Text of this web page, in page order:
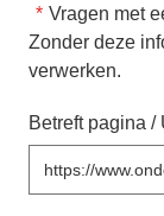
Vragen met
Zonder deze
verwerken.
Betreft pagina /